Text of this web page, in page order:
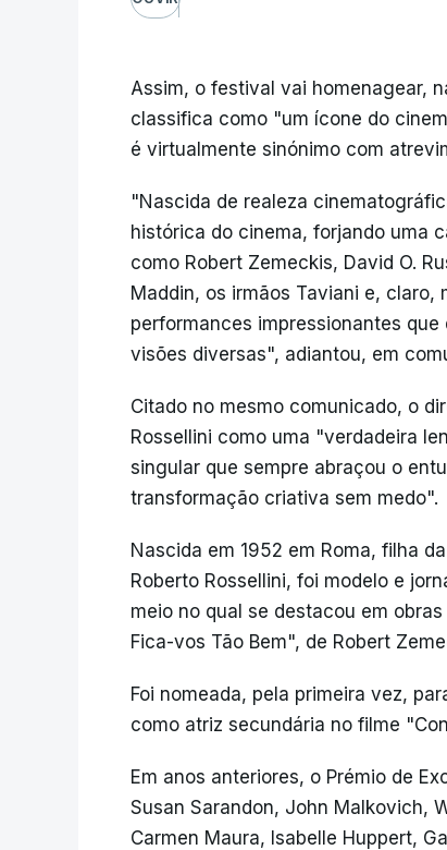
Assim, o festival vai homenagear,
classifica como "um ícone do
é virtualmente sinónimo com
"Nascida de realeza
histórica do cinema, forjando uma
como Robert Zemeckis, David O.
Maddin, os irmãos Taviani e,
performances impressionantes
visões diversas", adiantou, em
Citado no mesmo comunicado, o
Rossellini como uma "verdadeira
singular que sempre abraçou o
transformação criativa sem medo".
Nascida em 1952 em Roma, filha
Roberto Rossellini, foi modelo e
meio no qual se destacou em
Fica-vos Tão Bem", de Robert
Foi nomeada, pela primeira vez,
como atriz secundária no filme
Em anos anteriores, o Prémio de
Susan Sarandon, John Malkovich,
Carmen Maura, Isabelle Huppert,